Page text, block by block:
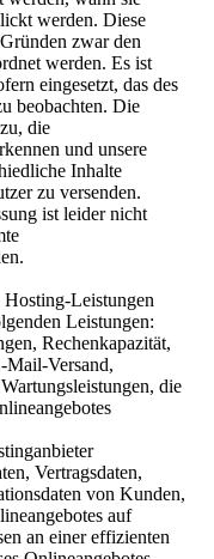
werden. Diese
zwar den
werden. Es ist
eingesetzt, das des
beobachten. Die
die
und unsere
Inhalte
zu versenden.
ist leider nicht
Leistungen
Leistungen:
Rechenkapazität,
Mail-Versand,
die
Vertragsdaten,
von Kunden,
auf
an einer effizienten